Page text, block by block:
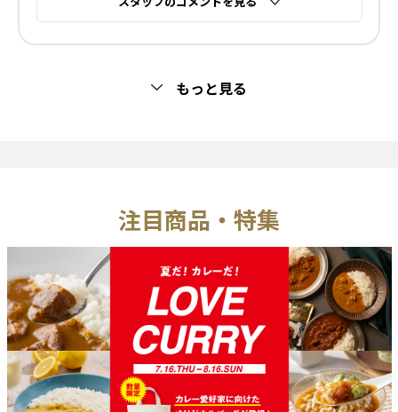
もっと見る
注目商品・特集